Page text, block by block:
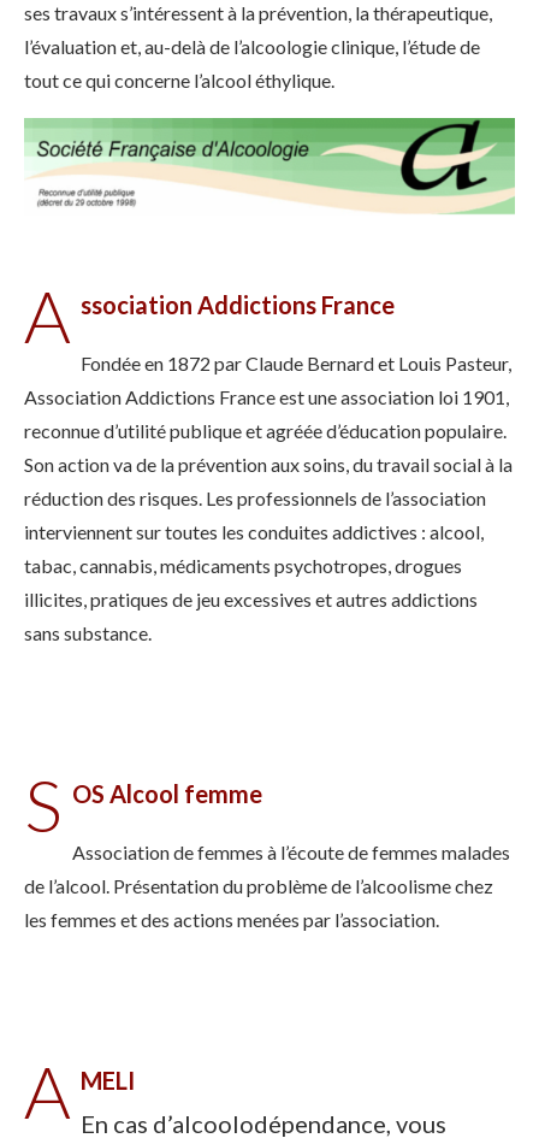
ses travaux s’intéressent à la prévention, la thérapeutique,
l’évaluation et, au-delà de l’alcoologie clinique, l’étude de
tout ce qui concerne l’alcool éthylique.
A ssociation Addictions France
Fondée en 1872 par Claude Bernard et Louis Pasteur,
Association Addictions France est une association loi 1901,
reconnue d’utilité publique et agréée d’éducation populaire.
Son action va de la prévention aux soins, du travail social à la
réduction des risques. Les professionnels de l’association
interviennent sur toutes les conduites addictives : alcool,
tabac, cannabis, médicaments psychotropes, drogues
illicites, pratiques de jeu excessives et autres addictions
sans substance.
S OS Alcool femme
Association de femmes à l’écoute de femmes malades
de l’alcool. Présentation du problème de l’alcoolisme chez
les femmes et des actions menées par l’association.
A MELI
En cas d’alcoolodépendance, vous